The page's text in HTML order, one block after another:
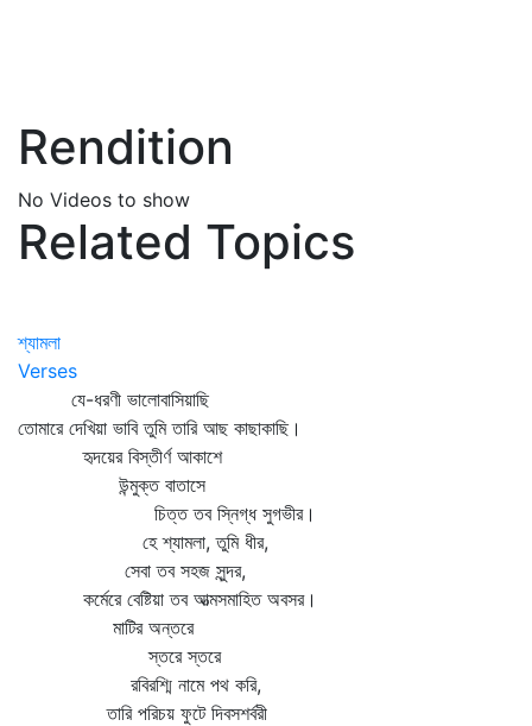
Rendition
No Videos to show
Related Topics
শ্যামলা
Verses
যে-ধরণী ভালোবাসিয়াছি
তোমারে দেখিয়া ভাবি তুমি তারি আছ কাছাকাছি।
হৃদয়ের বিস্তীর্ণ আকাশে
উন্মুক্ত বাতাসে
চিত্ত তব স্নিগ্ধ সুগভীর।
হে শ্যামলা, তুমি ধীর,
সেবা তব সহজ সুন্দর,
কর্মেরে বেষ্টিয়া তব আত্মসমাহিত অবসর।
মাটির অন্তরে
স্তরে স্তরে
রবিরশ্মি নামে পথ করি,
তারি পরিচয় ফুটে দিবসশর্বরী